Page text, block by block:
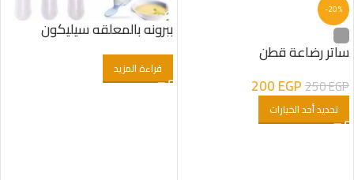
-20%
ساتر رضاعة قطن
250EGP
200EGP
تحديد أحد الخيارات
ببرونه بالمعلقه سيليكون
قراءة المزيد